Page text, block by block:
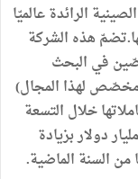
الرائدة عالميّا
هذه الشركة
88 ألفا مختصّين في البحث
مخصّص لهذا المجال)
معاملاتها خلال التسعة
أشهر الأولى من سنة 2019 ما يفوق 86 مليار دولار بزيادة